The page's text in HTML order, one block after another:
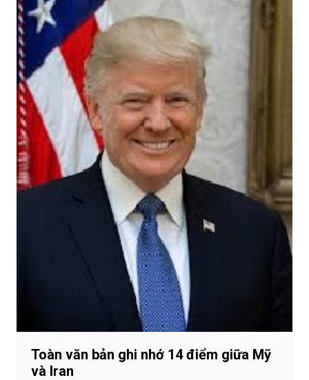
Toàn văn bản ghi nhớ 14 điểm giữa Mỹ
và Iran